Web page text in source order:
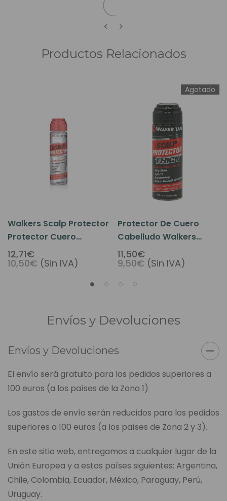
< >
Productos Relacionados
Walkers Scalp Protector
Protector Cuero
Cabelludo 41ml (Roll
On)
12,71€
10,50€ (Sin IVA)
Agotado
Protector De Cuero
Cabelludo Walkers
Fuerte 1.4 Oz (Dab On)
11,50€
9,50€ (Sin IVA)
Envíos y Devoluciones
Envíos y Devoluciones
El envío será gratuito para los pedidos superiores a
100 euros (a los países de la Zona 1)
Los gastos de envío serán reducidos para los pedidos
superiores a 100 euros (a los países de Zona 2 y 3).
En este sitio web, entregamos a cualquier lugar de la
Unión Europea y a estos países siguientes: Argentina,
Chile, Colombia, Ecuador, México, Paraguay, Perú,
Uruguay.